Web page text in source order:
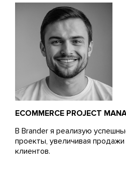
ECOMMERCE PROJECT
В Brander я реализую
проекты, увеличивая
клиентов.